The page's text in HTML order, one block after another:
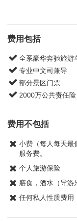
大洋路野
分钟车程
坎贝尔港国
坎贝尔港国
崎岖悬崖、
十二使徒岩
公园。
山体就像
里还是世
这里曾经
在1990年
相连的断
贝尔港不
Crown
朗廷酒店 – 1
CBD西区
南十字星 / Flagstaff
近南十字街西
近丽思卡尔顿
St
Holiday Inn
Little Collins St
Dorsett
维多利亚女王市场
费用包括
全系豪华奔驰旅游
专业中文司兼导
部分景区门票
2000万公共责任险
费用不包括
小费（每人每天最
服务费。
个人旅游保险
膳食，酒水（导游
任何私人性质费用